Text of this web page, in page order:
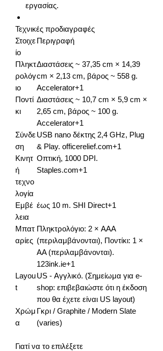
εργασίας.
Τεχνικές προδιαγραφές
Στοιχε
ίο
Περιγραφή
Πληκτ
ρολόγ
ιο
Διαστάσεις ~ 37,35 cm × 14,39
cm × 2,13 cm, βάρος ~ 558 g.
Accelerator+1
Ποντί
κι
Διαστάσεις ~ 10,7 cm × 5,9 cm ×
2,65 cm, βάρος ~ 100 g.
Accelerator+1
Σύνδε
ση
USB nano δέκτης 2,4 GHz, Plug
& Play. officerelief.com+1
Κινητ
ή
τεχνο
λογία
Οπτική, 1000 DPI.
Staples.com+1
Εμβέ
λεια
έως 10 m. SHI Direct+1
Μπατ
αρίες
Πληκτρολόγιο: 2 × AAA
(περιλαμβάνονται), Ποντίκι: 1 ×
AA (περιλαμβάνονται).
123ink.ie+1
Layou
t
US - Αγγλικό. (Σημείωμα για e-
shop: επιβεβαιώστε ότι η έκδοση
που θα έχετε είναι US layout)
Χρώμ
α
Γκρι / Graphite / Modern Slate
(varies)
Γιατί να το επιλέξετε